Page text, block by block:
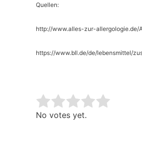
Quellen:
http://www.alles-zur-allergologie.de/
https://www.bll.de/de/lebensmittel/
Rate this item:
No votes yet.